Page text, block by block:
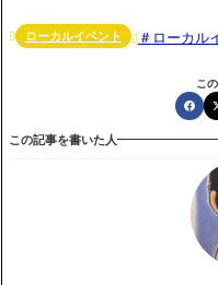
 ローカルイベント  ローカル
こ
この記事を書いた人